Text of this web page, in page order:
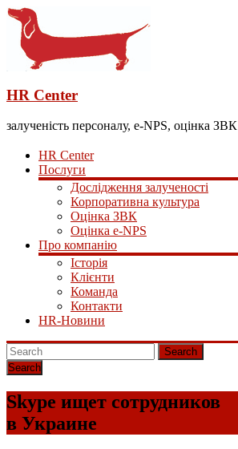
HR Center
залученість персоналу, e-NPS, оцінка ЗВК
HR Center
Послуги
Дослідження залученості
Корпоративна культура
Оцінка ЗВК
Оцінка e-NPS
Про компанію
Історія
Клієнти
Команда
Контакти
HR-Новини
Search
Skype ищет сотрудников
в Украине